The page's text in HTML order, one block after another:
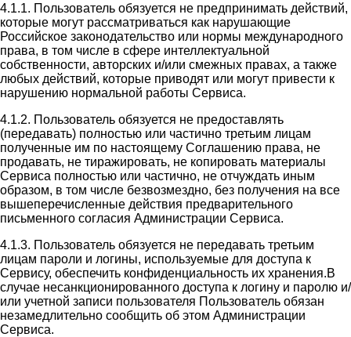
4.1.1. Пользователь обязуется не предпринимать действий,
которые могут рассматриваться как нарушающие
Российское законодательство или нормы международного
права, в том числе в сфере интеллектуальной
собственности, авторских и/или смежных правах, а также
любых действий, которые приводят или могут привести к
нарушению нормальной работы Сервиса.
4.1.2. Пользователь обязуется не предоставлять
(передавать) полностью или частично третьим лицам
полученные им по настоящему Соглашению права, не
продавать, не тиражировать, не копировать материалы
Сервиса полностью или частично, не отчуждать иным
образом, в том числе безвозмездно, без получения на все
вышеперечисленные действия предварительного
письменного согласия Администрации Сервиса.
4.1.3. Пользователь обязуется не передавать третьим
лицам пароли и логины, используемые для доступа к
Сервису, обеспечить конфиденциальность их хранения.В
случае несанкционированного доступа к логину и паролю и/
или учетной записи пользователя Пользователь обязан
незамедлительно сообщить об этом Администрации
Сервиса.